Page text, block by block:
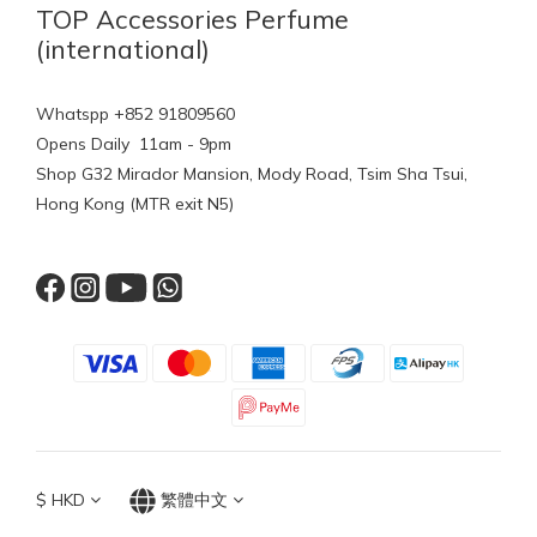
TOP Accessories Perfume
(international)
Whatspp +852 91809560
Opens Daily 11am - 9pm
Shop G32 Mirador Mansion, Mody Road, Tsim Sha Tsui,
Hong Kong (MTR exit N5)
$ HKD 繁體中文